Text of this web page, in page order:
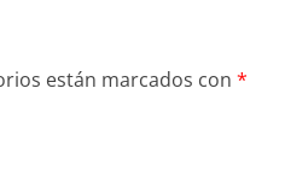
están marcados con *